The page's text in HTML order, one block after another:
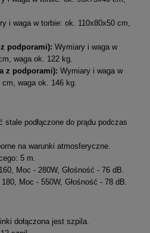
i waga w torbie: ok. 110x80x50 cm,
podporami): Wymiary i waga w
waga ok. 122 kg.
z podporami): Wymiary i waga w
waga ok. 146 kg.
podłączone do prądu podczas
na warunki atmosferyczne.
5 m.
Moc - 280W, Głośność - 76 dB.
Moc - 550W, Głośność - 78 dB.
dołączona jest szpila.